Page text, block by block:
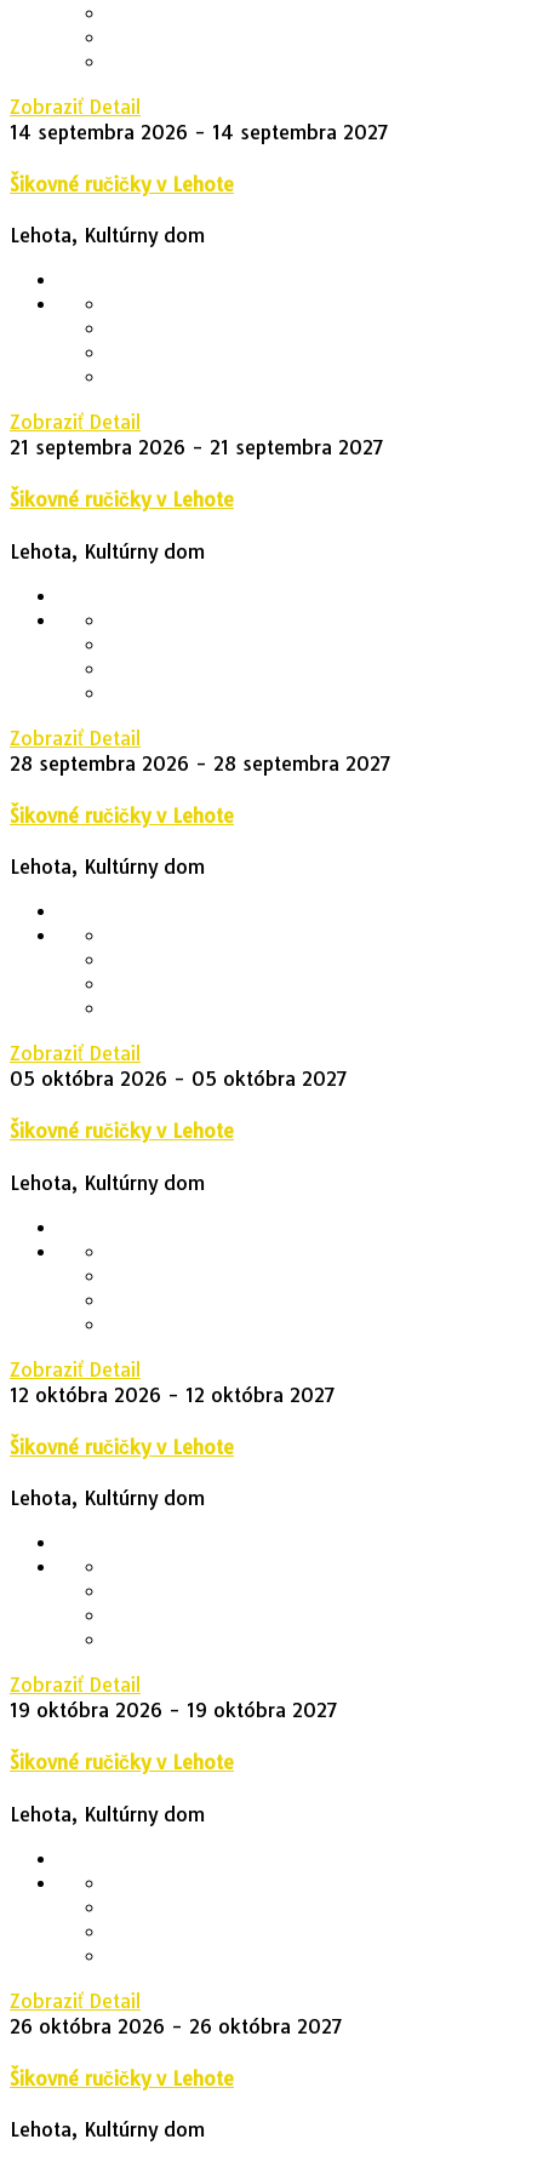
Zobraziť Detail
14 septembra 2026 - 14 septembra 2027
Šikovné ručičky v Lehote
Lehota, Kultúrny dom
Zobraziť Detail
21 septembra 2026 - 21 septembra 2027
Šikovné ručičky v Lehote
Lehota, Kultúrny dom
Zobraziť Detail
28 septembra 2026 - 28 septembra 2027
Šikovné ručičky v Lehote
Lehota, Kultúrny dom
Zobraziť Detail
05 októbra 2026 - 05 októbra 2027
Šikovné ručičky v Lehote
Lehota, Kultúrny dom
Zobraziť Detail
12 októbra 2026 - 12 októbra 2027
Šikovné ručičky v Lehote
Lehota, Kultúrny dom
Zobraziť Detail
19 októbra 2026 - 19 októbra 2027
Šikovné ručičky v Lehote
Lehota, Kultúrny dom
Zobraziť Detail
26 októbra 2026 - 26 októbra 2027
Šikovné ručičky v Lehote
Lehota, Kultúrny dom